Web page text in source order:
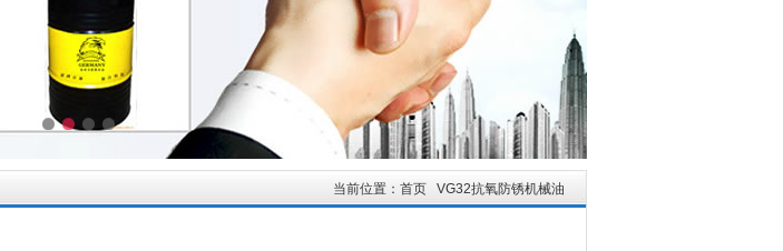
当前位置： 首页 VG32抗氧防锈机械油